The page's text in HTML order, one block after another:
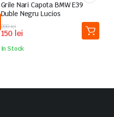
Grile Nari Capota BMW E39
Duble Negru Lucios
200lei
Prețul
inițial
a
fost:
150 lei
Prețul
curent
este:
150 lei.
In Stock